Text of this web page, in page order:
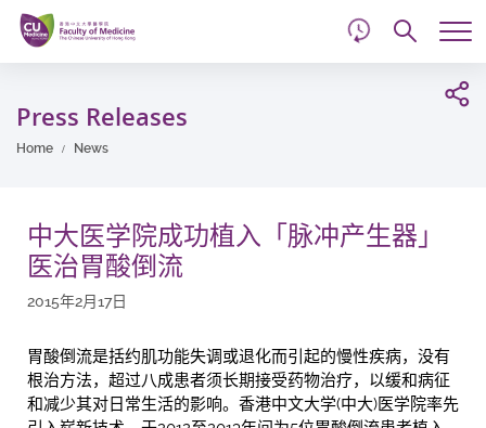
Skip
main
content
Press Releases
Home News
中大医学院成功植入「脉冲产生器」
医治胃酸倒流
2015年2月17日
胃酸倒流是括约肌功能失调或退化而引起的慢性疾病，没有
根治方法，超过八成患者须长期接受药物治疗，以缓和病征
和减少其对日常生活的影响。香港中文大学(中大)医学院率先